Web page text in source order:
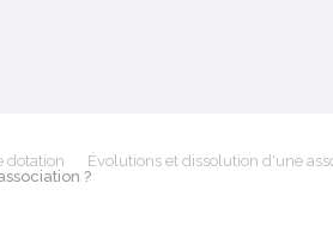
dotation
Évolutions et dissolution d'une
?